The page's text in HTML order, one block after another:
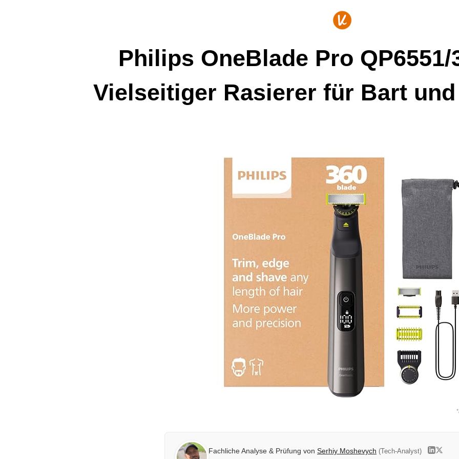
Philips OneBlade Pro QP6551/
Vielseitiger Rasierer für Bart
Fachliche Analyse & Prüfung von Serhiy Moshevych (Tech-Analyst)